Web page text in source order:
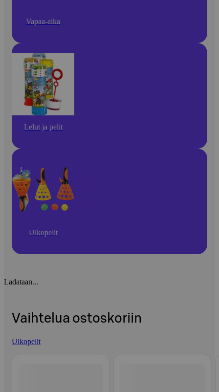
Vapaa-aika
Lelut ja pelit
Ulkopelit
Ladataan...
Vaihtelua ostoskoriin
Ulkopelit